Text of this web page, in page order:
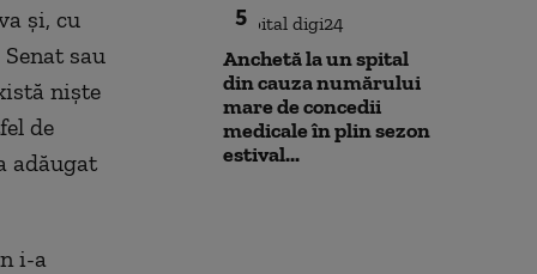
şi, cu
sau
nişte
de
adăugat
i-a
5
Anchetă la un spital
din cauza numărului
mare de concedii
medicale în plin sezon
estival...